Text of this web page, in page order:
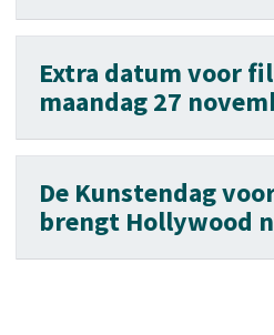
Extra datum voor
maandag 27
De Kunstendag
brengt Hollywood